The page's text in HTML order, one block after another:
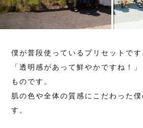
僕が普段使っているプリセットです
「透明感があって鮮やかですね！
ものです。
肌の色や全体の質感にこだわった
す。